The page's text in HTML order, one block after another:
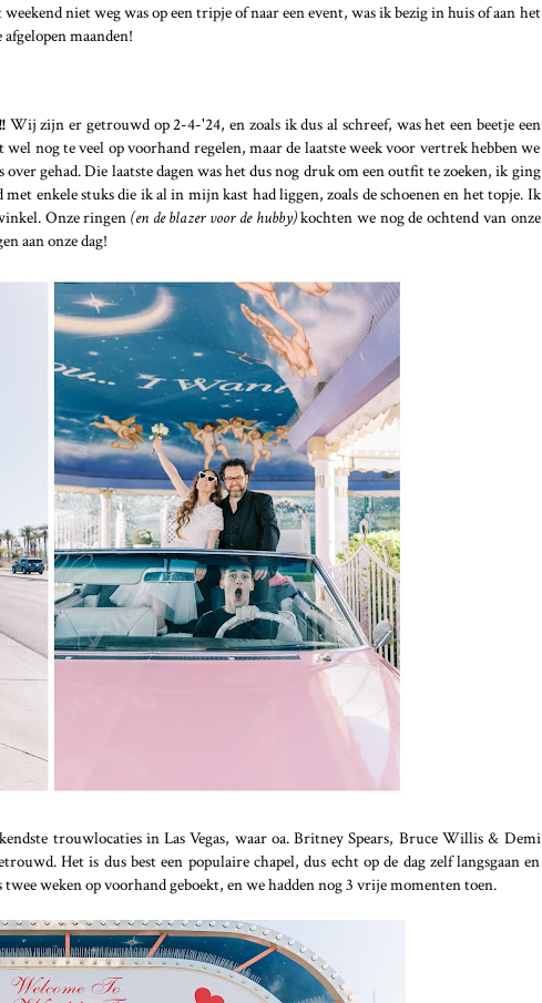
niet weg was op een tripje of naar een event, was ik bezig in huis of aan het
maanden!
Wij zijn er getrouwd op 2-4-'24, en zoals ik dus al schreef, was het een beetje een
nog te veel op voorhand regelen, maar de laatste week voor vertrek hebben we
gehad. Die laatste dagen was het dus nog druk om een outfit te zoeken, ik ging
met enkele stuks die ik al in mijn kast had liggen, zoals de schoenen en het topje. Ik
Onze ringen(en de blazer voor de hubby)kochten we nog de ochtend van onze
aan onze dag!
trouwlocaties in Las Vegas, waar oa. Britney Spears, Bruce Willis & Demi
Het is dus best een populaire chapel, dus echt op de dag zelf langsgaan en
weken op voorhand geboekt, en we hadden nog 3 vrije momenten toen.